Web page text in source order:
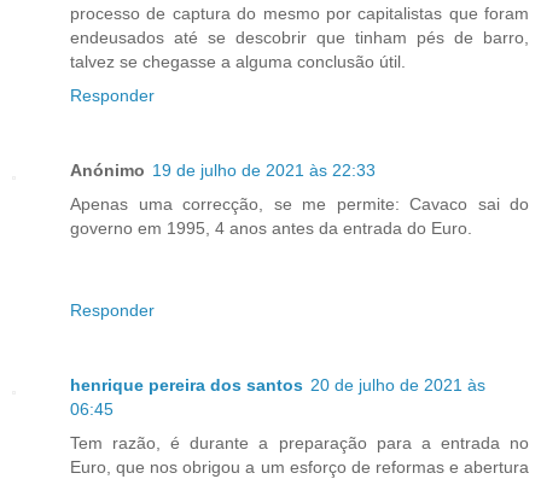
processo de captura do mesmo por capitalistas que foram
endeusados até se descobrir que tinham pés de barro,
talvez se chegasse a alguma conclusão útil.
Responder
Anónimo 19 de julho de 2021 às 22:33
Apenas uma correcção, se me permite: Cavaco sai do
governo em 1995, 4 anos antes da entrada do Euro.
Responder
henrique pereira dos santos 20 de julho de 2021 às
06:45
Tem razão, é durante a preparação para a entrada no
Euro, que nos obrigou a um esforço de reformas e abertura